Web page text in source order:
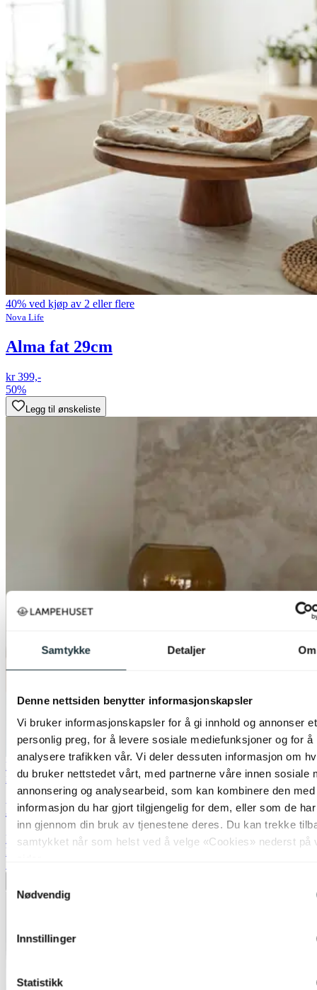
Samtykke Detaljer Om
Denne nettsiden benytter informasjonskapsler
Vi bruker informasjonskapsler for å gi innhold og annonser et
personlig preg, for å levere sosiale mediefunksjoner og for å
analysere trafikken vår. Vi deler dessuten informasjon om
du bruker nettstedet vårt, med partnerne våre innen sosiale
annonsering og analysearbeid, som kan kombinere den med
informasjon du har gjort tilgjengelig for dem, eller som de
inn gjennom din bruk av tjenestene deres. Du kan trekke
samtykket når som helst ved å velge «Cookies» nederst på
Nødvendig
Innstillinger
Statistikk
40% ved kjøp av 2 eller flere
Nova Life
Alma fat 29cm
kr 399,-
50%
Legg til ønskeliste
Lagertømming
Nova Decor & Lighting
Kula mini vase 14cm grønn
kr 99,-
kr 199,-